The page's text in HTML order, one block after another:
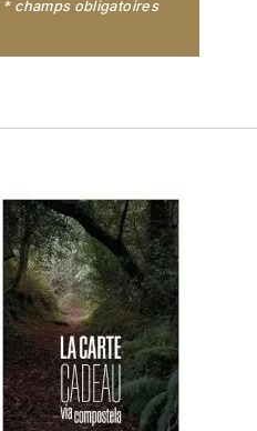
* champs obligatoires